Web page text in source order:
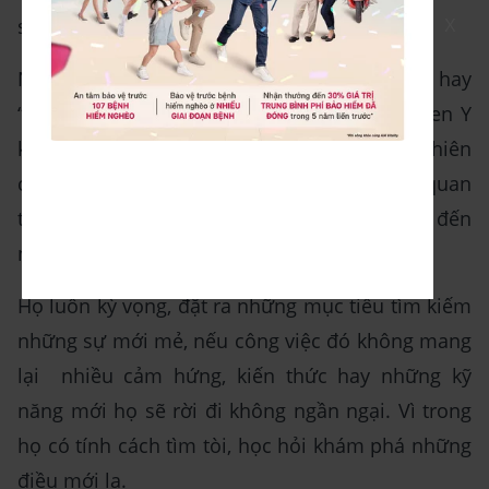
sáng tạo và hoàn thành mục tiêu.
Nhưng điểm trừ lớn nhất ở Millennials là hay
“nhảy việc”. Theo nghiên cứu (2), 55% nói gen Y
không gắn bó với công việc. Theo báo cáo nghiên
cứu của Gallup, thì thế hệ thiên niên kỷ này quan
tâm đến công việc nhưng họ quan tâm đến
những thứ mới lạ hơn so với truyền thống.
Họ luôn kỳ vọng, đặt ra những mục tiêu tìm kiếm
những sự mới mẻ, nếu công việc đó không mang
lại nhiều cảm hứng, kiến thức hay những kỹ
năng mới họ sẽ rời đi không ngần ngại. Vì trong
họ có tính cách tìm tòi, học hỏi khám phá những
điều mới lạ.